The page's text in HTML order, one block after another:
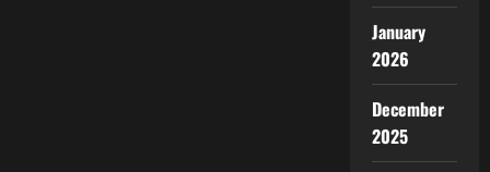
January
2026
December
2025